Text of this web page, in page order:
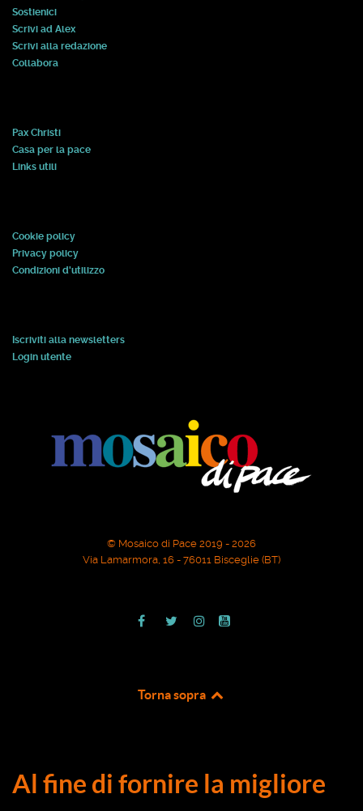
Sostienici
Scrivi ad Alex
Scrivi alla redazione
Collabora
Pax Christi
Casa per la pace
Links utili
Cookie policy
Privacy policy
Condizioni d'utilizzo
Iscriviti alla newsletters
Login utente
© Mosaico di Pace 2019 - 2026
Via Lamarmora, 16 - 76011 Bisceglie (BT)
Torna sopra
Al fine di fornire la migliore